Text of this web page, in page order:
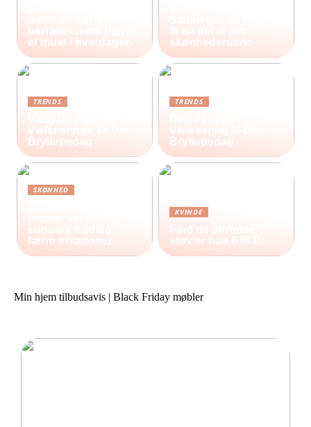
barrierecreme blevet
et must i hverdagen
til en del af din
skønhedsrutine
TRENDS
Vielsesringe Til Din
Bryllupsdag
TRENDS
Vielsesring til Din
Bryllupsdag
SKØNHED
sundere hud og
færre irritationer
KVINDE
Find de perfekte
støvler hos Billi Bi
Min hjem tilbudsavis | Black Friday møbler